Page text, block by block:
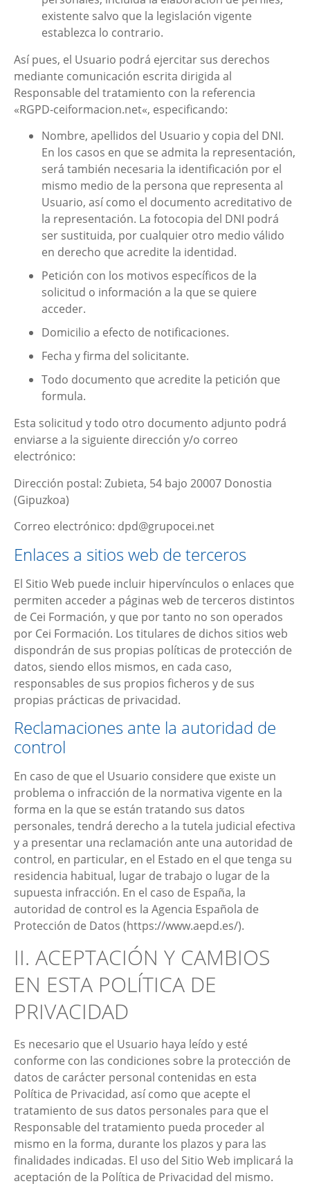
existente salvo que la legislación vigente
establezca lo contrario.
Así pues, el Usuario podrá ejercitar sus derechos
mediante comunicación escrita dirigida al
Responsable del tratamiento con la referencia
«RGPD-ceiformacion.net«, especificando:
Nombre, apellidos del Usuario y copia del DNI.
En los casos en que se admita la representación,
será también necesaria la identificación por el
mismo medio de la persona que representa al
Usuario, así como el documento acreditativo de
la representación. La fotocopia del DNI podrá
ser sustituida, por cualquier otro medio válido
en derecho que acredite la identidad.
Petición con los motivos específicos de la
solicitud o información a la que se quiere
acceder.
Domicilio a efecto de notificaciones.
Fecha y firma del solicitante.
Todo documento que acredite la petición que
formula.
Esta solicitud y todo otro documento adjunto podrá
enviarse a la siguiente dirección y/o correo
electrónico:
Dirección postal: Zubieta, 54 bajo 20007 Donostia
(Gipuzkoa)
Correo electrónico: dpd@grupocei.net
Enlaces a sitios web de terceros
El Sitio Web puede incluir hipervínculos o enlaces que
permiten acceder a páginas web de terceros distintos
de Cei Formación, y que por tanto no son operados
por Cei Formación. Los titulares de dichos sitios web
dispondrán de sus propias políticas de protección de
datos, siendo ellos mismos, en cada caso,
responsables de sus propios ficheros y de sus
propias prácticas de privacidad.
Reclamaciones ante la autoridad de
control
En caso de que el Usuario considere que existe un
problema o infracción de la normativa vigente en la
forma en la que se están tratando sus datos
personales, tendrá derecho a la tutela judicial efectiva
y a presentar una reclamación ante una autoridad de
control, en particular, en el Estado en el que tenga su
residencia habitual, lugar de trabajo o lugar de la
supuesta infracción. En el caso de España, la
autoridad de control es la Agencia Española de
Protección de Datos (https://www.aepd.es/).
II. ACEPTACIÓN Y CAMBIOS
EN ESTA POLÍTICA DE
PRIVACIDAD
Es necesario que el Usuario haya leído y esté
conforme con las condiciones sobre la protección de
datos de carácter personal contenidas en esta
Política de Privacidad, así como que acepte el
tratamiento de sus datos personales para que el
Responsable del tratamiento pueda proceder al
mismo en la forma, durante los plazos y para las
finalidades indicadas. El uso del Sitio Web implicará la
aceptación de la Política de Privacidad del mismo.